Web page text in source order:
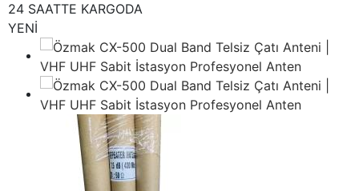
24 SAATTE KARGODA
YENİ